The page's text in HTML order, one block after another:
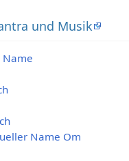
und Musik
Name Om